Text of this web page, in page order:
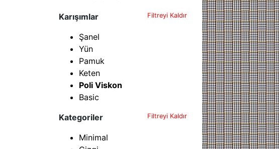
Karışımlar
Filtreyi Kaldır
Şanel
Yün
Pamuk
Keten
Poli Viskon
Basic
Kategoriler
Filtreyi Kaldır
Minimal